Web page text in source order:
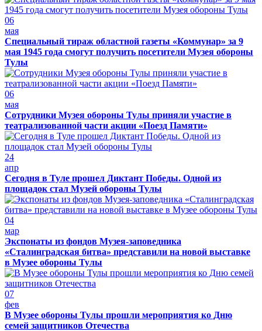
06
мая
Специальный тираж областной газеты «Коммунар» за 9
мая 1945 года смогут получить посетители Музея обороны
Тулы
06
мая
Сотрудники Музея обороны Тулы приняли участие в
театрализованной части акции «Поезд Памяти»
24
апр
Сегодня в Туле прошел Диктант Победы. Одной из
площадок стал Музей обороны Тулы
04
мар
Экспонаты из фондов Музея-заповедника
«Сталинградская битва» представили на новой выставке
в Музее обороны Тулы
07
фев
В Музее обороны Тулы прошли мероприятия ко Дню
семей защитников Отечества